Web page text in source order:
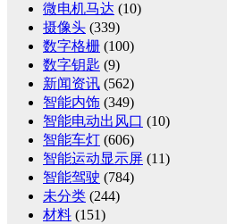
微电机马达 (10)
摄像头 (339)
数字格栅 (100)
数字钥匙 (9)
新闻资讯 (562)
智能内饰 (349)
智能电动出风口 (10)
智能车灯 (606)
智能运动显示屏 (11)
智能驾驶 (784)
未分类 (244)
材料 (151)